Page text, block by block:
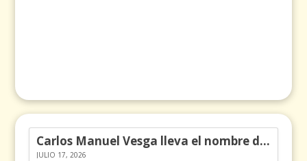
Carlos Manuel Vesga lleva el nombre de Colombia a los Emmy
JULIO 17, 2026